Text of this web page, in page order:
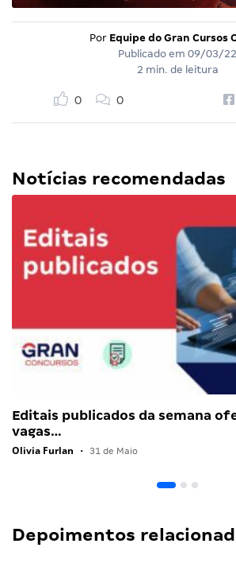
Por Equipe do Gran Cursos
Publicado em 09/03/22
2 min. de leitura
0 0
Notícias recomendadas
Editais publicados da semana
vagas…
Olivia Furlan • 31 de Maio
Depoimentos